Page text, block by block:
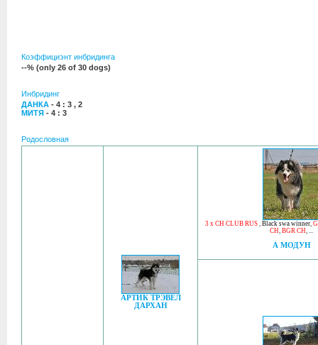
Коэффициэнт инбридинга
--% (only 26 of 30 dogs)
Инбридинг
ДАНКА - 4 : 3 , 2
МИТЯ - 4 : 3
Родословная
АРТИК ТРЭВЕЛ
ДАРХАН
3 x CH CLUB RUS , Black swa winner,
CH, BGR CH, ...
А МОДУН